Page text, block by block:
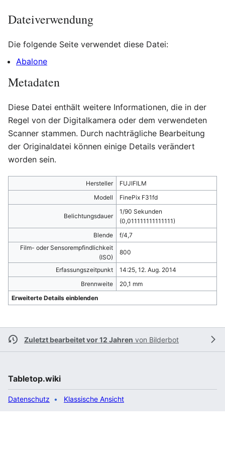
Dateiverwendung
Die folgende Seite verwendet diese Datei:
Abalone
Metadaten
Diese Datei enthält weitere Informationen, die in der
Regel von der Digitalkamera oder dem verwendeten
Scanner stammen. Durch nachträgliche Bearbeitung
der Originaldatei können einige Details verändert
worden sein.
Hersteller
FUJIFILM
Modell
FinePix F31fd
Belichtungsdauer
1/90 Sekunden
(0,011111111111111)
Blende
f/4,7
Film- oder Sensorempfindlichkeit
(ISO)
800
Erfassungszeitpunkt
14:25, 12. Aug. 2014
Brennweite
20,1 mm
Erweiterte Details einblenden
Zuletzt bearbeitet vor 12 Jahren von Bilderbot
Tabletop.wiki
Datenschutz Klassische Ansicht